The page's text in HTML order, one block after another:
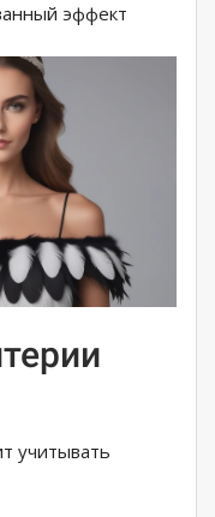
эффект
учитывать